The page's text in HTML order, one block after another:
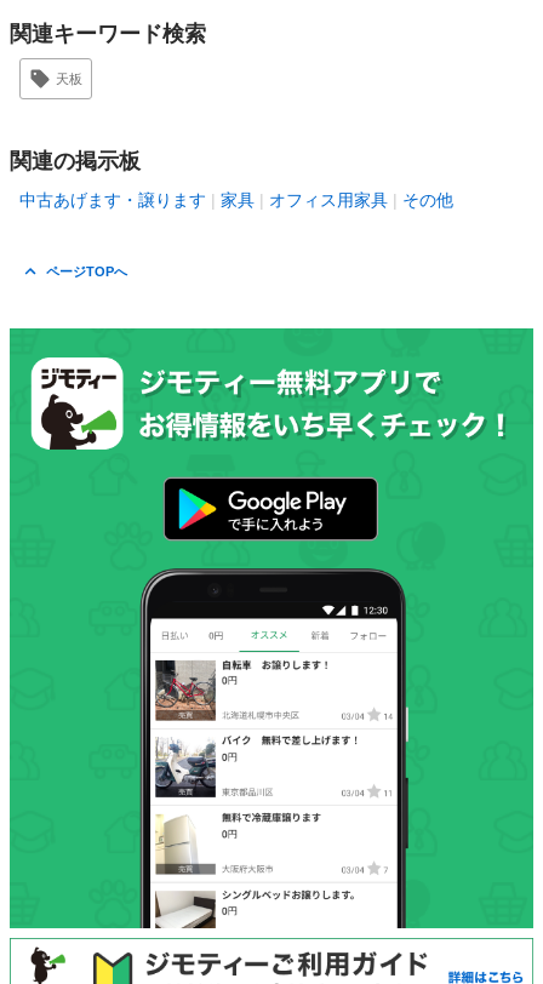
関連キーワード検索
天板
関連の掲示板
中古あげます・譲ります 家具 オフィス用家具 その他
ページTOPへ